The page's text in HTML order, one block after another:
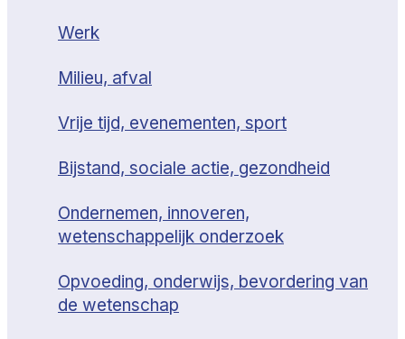
Werk
Milieu, afval
Vrije tijd, evenementen, sport
Bijstand, sociale actie, gezondheid
Ondernemen, innoveren,
wetenschappelijk onderzoek
Opvoeding, onderwijs, bevordering van
de wetenschap